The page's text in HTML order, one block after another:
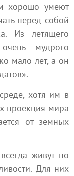
хорошо умеют
перед собой
Из летящего
мудрого
мало лет, а он
хотя им в
проекция мира
от земных
живут по
Для них